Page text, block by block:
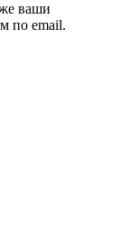
ваши
по email.